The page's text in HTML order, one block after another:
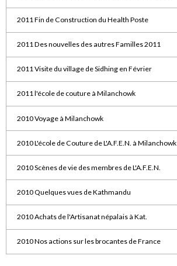
2011 Fin de Construction du Health Poste
2011 Des nouvelles des autres Familles 2011
2011 Visite du village de Sidhing en Février
2011 l'école de couture à Milanchowk
2010 Voyage à Milanchowk
2010 L'école de Couture de L'A.F.E.N. à Milanchowk
2010 Scènes de vie des membres de L'A.F.E.N.
2010 Quelques vues de Kathmandu
2010 Achats de l'Artisanat népalais à Kat.
2010 Nos actions sur les brocantes de France